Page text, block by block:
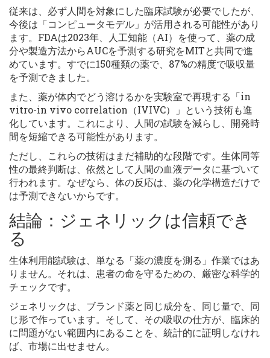
従来は、必ず人間を対象にした臨床試験が必要でしたが、
今後は「コンピュータモデル」が活用される可能性があり
ます。FDAは2023年、人工知能（AI）を使って、薬の成
分や製造方法からAUCを予測する研究をMITと共同で進
めています。すでに150種類の薬で、87%の精度で吸収量
を予測できました。
また、薬が体内でどう溶けるかを実験室で再現する「in
vitro-in vivo correlation（IVIVC）」という技術も進
化しています。これにより、人間の試験を減らし、開発時
間を短縮できる可能性があります。
ただし、これらの技術はまだ補助的な段階です。生体同等
性の最終判断は、依然として人間の血液データに基づいて
行われます。なぜなら、体の反応は、薬の化学構造だけで
は予測できないからです。
結論：ジェネリックは信頼でき
る
生体利用能試験は、単なる「薬の濃度を測る」作業ではあ
りません。それは、患者の命を守るための、厳密な科学的
チェックです。
ジェネリックは、ブランド薬と同じ成分を、同じ量で、同
じ形で作っています。そして、その吸収の仕方が、臨床的
に問題がない範囲内にあることを、統計的に証明しなけれ
ば、市場に出せません。